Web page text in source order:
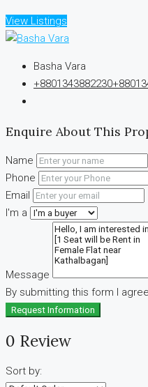
View Listings
Basha Vara
+8801343882230
Enquire About This
Name
Phone
Email
I'm a
Message
By submitting this form I
Request Information
0 Review
Sort by: